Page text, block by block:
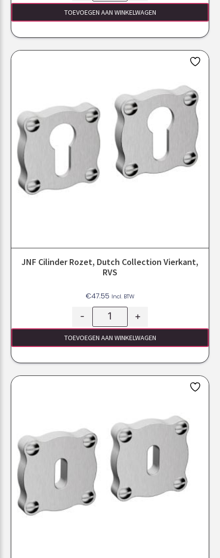
TOEVOEGEN AAN WINKELWAGEN
JNF Cilinder Rozet, Dutch Collection Vierkant,
RVS
€47.55 Incl. BTW
- +
TOEVOEGEN AAN WINKELWAGEN